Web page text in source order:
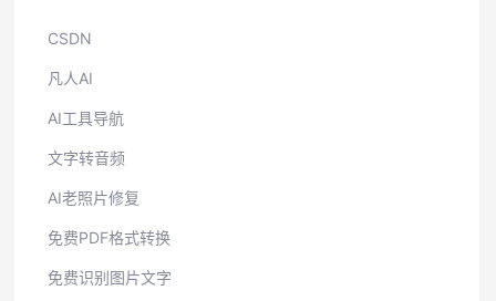
CSDN
凡人AI
AI工具导航
文字转音频
AI老照片修复
免费PDF格式转换
免费识别图片文字